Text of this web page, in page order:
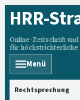
HRR-
Online-Zeitschrift
für
Menü
HRRS